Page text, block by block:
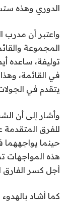
الدوري وهذه
واعتبر أن مدرب
المجموعة
توليفة، ساعده
في القائمة،
يتقدم في
وأشار إلى أن
للفرق المتقدمة
حينما يواجههما
هذه المواجهات
أجل كسر الفارق
كما أشاد